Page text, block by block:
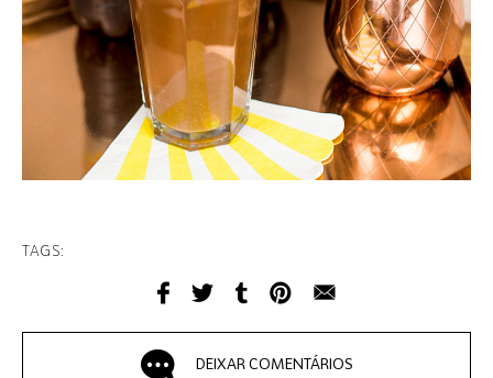
TAGS:
DEIXAR COMENTÁRIOS